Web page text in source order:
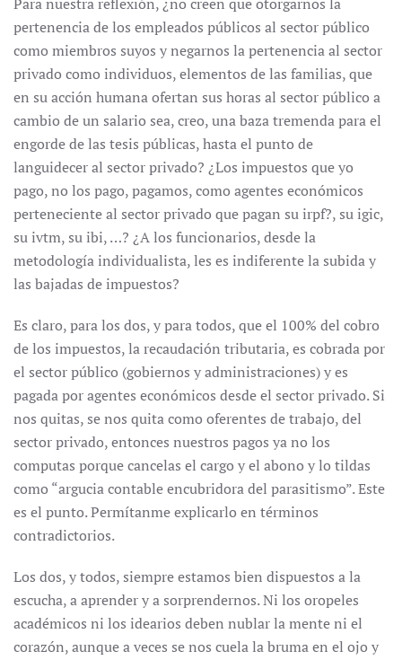
pertenencia de los empleados públicos al sector público
como miembros suyos y negarnos la pertenencia al sector
privado como individuos, elementos de las familias, que
en su acción humana ofertan sus horas al sector público a
cambio de un salario sea, creo, una baza tremenda para el
engorde de las tesis públicas, hasta el punto de
languidecer al sector privado? ¿Los impuestos que yo
pago, no los pago, pagamos, como agentes económicos
perteneciente al sector privado que pagan su irpf?, su igic,
su ivtm, su ibi, …? ¿A los funcionarios, desde la
metodología individualista, les es indiferente la subida y
las bajadas de impuestos?
Es claro, para los dos, y para todos, que el 100% del cobro
de los impuestos, la recaudación tributaria, es cobrada por
el sector público (gobiernos y administraciones) y es
pagada por agentes económicos desde el sector privado. Si
nos quitas, se nos quita como oferentes de trabajo, del
sector privado, entonces nuestros pagos ya no los
computas porque cancelas el cargo y el abono y lo tildas
como “argucia contable encubridora del parasitismo”. Este
es el punto. Permítanme explicarlo en términos
contradictorios.
Los dos, y todos, siempre estamos bien dispuestos a la
escucha, a aprender y a sorprendernos. Ni los oropeles
académicos ni los idearios deben nublar la mente ni el
corazón, aunque a veces se nos cuela la bruma en el ojo y